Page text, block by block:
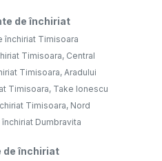
de închiriat
închiriat Timisoara
Timisoara, Central
Timisoara, Aradului
Timisoara, Take Ionescu
Timisoara, Nord
Dumbravita
de închiriat